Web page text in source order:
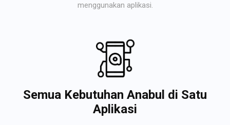
menggunakan aplikasi.
Semua Kebutuhan Anabul di Satu
Aplikasi